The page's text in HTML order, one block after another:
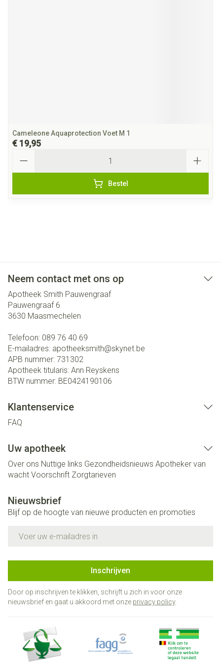
Cameleone Aquaprotection Voet M 1
€ 19,95
Bestel
Neem contact met ons op
Apotheek Smith Pauwengraaf
Pauwengraaf 6
3630 Maasmechelen
Telefoon: 089 76 40 69
E-mailadres: apotheeksmith@skynet.be
APB nummer: 731302
Apotheek titularis: Ann Reyskens
BTW nummer: BE0424190106
Klantenservice
FAQ
Uw apotheek
Over ons Nuttige links Gezondheidsnieuws Apotheker van
wacht Voorschrift Zorgtarieven
Nieuwsbrief
Blijf op de hoogte van nieuwe producten en promoties
Inschrijven
Door op inschrijven te klikken, schrijft u zich in voor onze
nieuwsbrief en gaat u akkoord met onze privacy policy.